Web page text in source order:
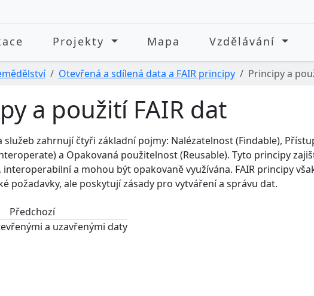
Projekty Mapa Vzdělávání
Otevřená a sdílená data a FAIR principy Principy a
a použití FAIR dat
služeb zahrnují čtyři základní pojmy: Nalézatelnost (Findable),
a Opakovaná použitelnost (Reusable). Tyto principy
a mohou být opakovaně využívána. FAIR principy
požadavky, ale poskytují zásady pro vytváření a správu dat.
Předchozí
a uzavřenými daty